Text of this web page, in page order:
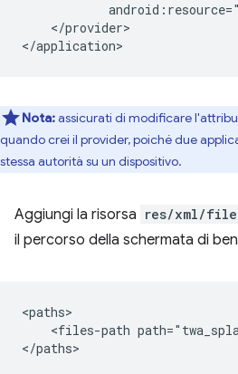
</provider>
Nota:assicurati di modificare
quando crei il provider, poiché due
stessa autorità su un dispositivo.
Aggiungi la risorsa res/xml/
il percorso della schermata di
<files-path